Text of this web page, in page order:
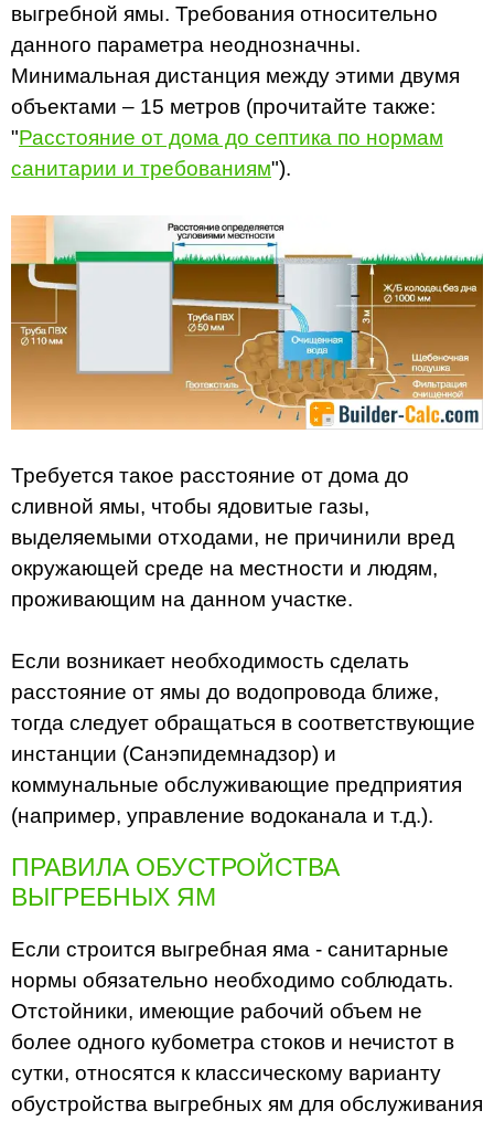
выгребной ямы. Требования относительно
данного параметра неоднозначны.
Минимальная дистанция между этими двумя
объектами – 15 метров (прочитайте также:
"Расстояние от дома до септика по нормам
санитарии и требованиям").
Требуется такое расстояние от дома до
сливной ямы, чтобы ядовитые газы,
выделяемыми отходами, не причинили вред
окружающей среде на местности и людям,
проживающим на данном участке.
Если возникает необходимость сделать
расстояние от ямы до водопровода ближе,
тогда следует обращаться в соответствующие
инстанции (Санэпидемнадзор) и
коммунальные обслуживающие предприятия
(например, управление водоканала и т.д.).
ПРАВИЛА ОБУСТРОЙСТВА
ВЫГРЕБНЫХ ЯМ
Если строится выгребная яма - санитарные
нормы обязательно необходимо соблюдать.
Отстойники, имеющие рабочий объем не
более одного кубометра стоков и нечистот в
сутки, относятся к классическому варианту
обустройства выгребных ям для обслуживания